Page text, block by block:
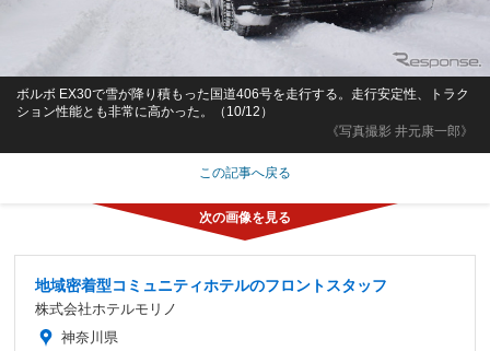
《写真撮影 井元康一郎》
ボルボ EX30で雪が降り積もった国道406号を走行する。走行安定性、トラク
ション性能とも非常に高かった。（10/12）
この記事へ戻る
地域密着型コミュニティホテルのフロントスタッフ
株式会社ホテルモリノ
神奈川県